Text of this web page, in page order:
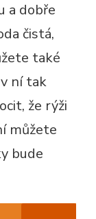
a dobře
čistá,
také
ní tak
že rýži
můžete
bude